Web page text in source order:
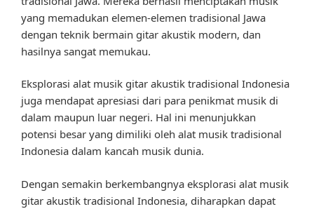
yang memadukan elemen-elemen tradisional Jawa
dengan teknik bermain gitar akustik modern, dan
hasilnya sangat memukau.
Eksplorasi alat musik gitar akustik tradisional Indonesia
juga mendapat apresiasi dari para penikmat musik di
dalam maupun luar negeri. Hal ini menunjukkan
potensi besar yang dimiliki oleh alat musik tradisional
Indonesia dalam kancah musik dunia.
Dengan semakin berkembangnya eksplorasi alat musik
gitar akustik tradisional Indonesia, diharapkan dapat